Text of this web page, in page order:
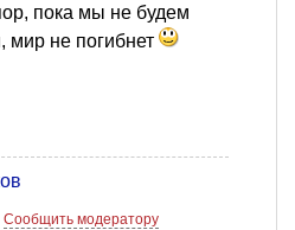
пока мы не будем
мир не погибнет
Сообщить модератору